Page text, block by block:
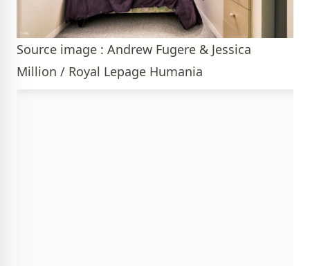
Source image : Andrew Fugere & Jessica
Million / Royal Lepage Humania